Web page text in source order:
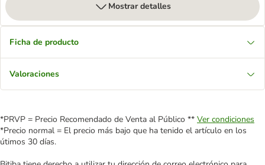
Mostrar detalles
Ficha de producto
Valoraciones
*PRVP = Precio Recomendado de Venta al Público ** Ver condiciones
*Precio normal = El precio más bajo que ha tenido el artículo en los
útimos 30 días.